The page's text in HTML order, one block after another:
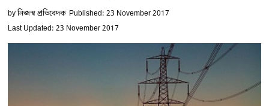
byনিজস্ব প্রতিবেদক Published: 23 November 2017
Last Updated: 23 November 2017